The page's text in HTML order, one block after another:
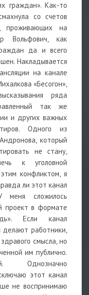
граждан». Как-то
со счетов
проживающих на
Вольфович, как
да и всего
Накладывается
на канале
«Бесогон»,
ряда
так же
и других важных
Одного из
который
не стану,
к уголовной
конфликтом, я
ли этот канал
меня сложилось
проект в формате
Если канал
делают работники,
смысла, но
им публично.
Однозначно
этот канал
не воспринимаю